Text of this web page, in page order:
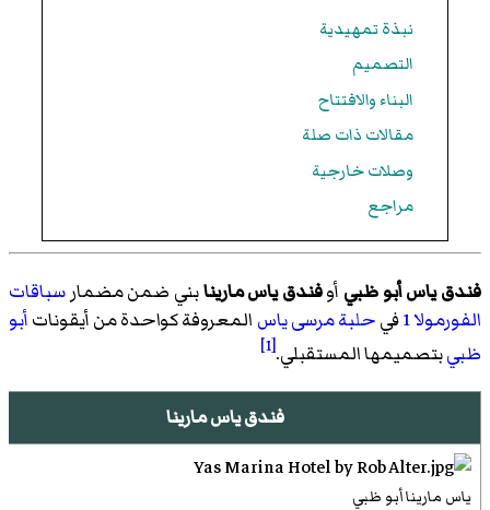
نبذة تمهيدية
التصميم
البناء والافتتاح
مقالات ذات صلة
وصلات خارجية
مراجع
فندق ياس أبو ظبي أوفندق ياس مارينابني ضمن مضمارسباقات
الفورمولا 1 فيحلبة مرسى ياس المعروفة كواحدة من أيقوناتأبو
ظبيبتصميمها المستقبلي.[1]
فندق ياس مارينا
ياس مارينا أبو ظبي